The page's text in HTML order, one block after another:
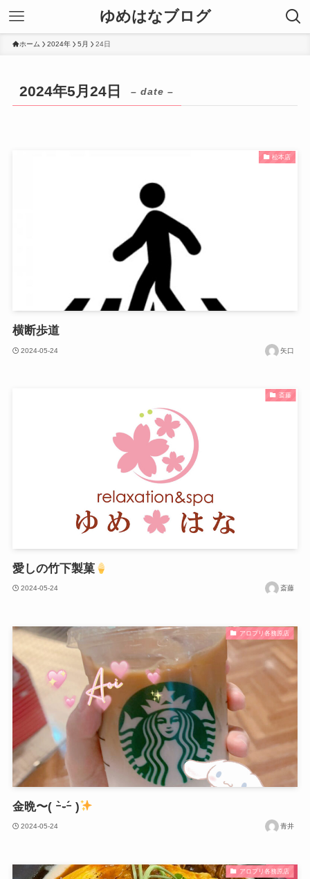
ゆめはなブログ
ホーム 2024年 5月 24日
2024年5月24日 – date –
松本店
横断歩道
2024-05-24 矢口
斎藤
愛しの竹下製菓
2024-05-24 斎藤
アロプリ各務原店
金晩〜( ｰ̀֊ｰ́ )
2024-05-24 青井
アロプリ各務原店